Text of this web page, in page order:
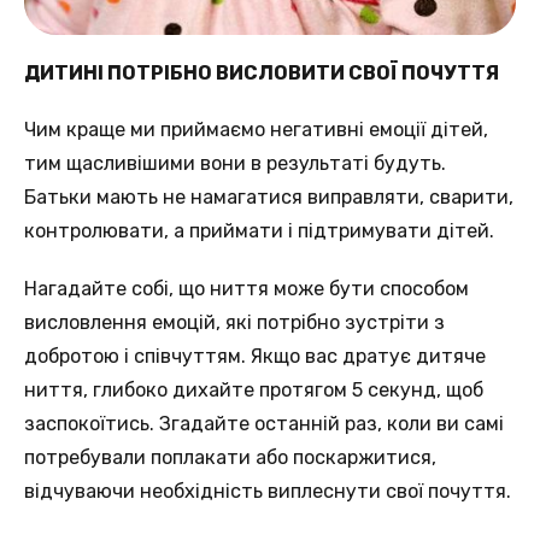
ДИТИНІ ПОТРІБНО ВИСЛОВИТИ СВОЇ ПОЧУТТЯ
Чим краще ми приймаємо негативні емоції дітей,
тим щасливішими вони в результаті будуть.
Батьки мають не намагатися виправляти, сварити,
контролювати, а приймати і підтримувати дітей.
Нагадайте собі, що ниття може бути способом
висловлення емоцій, які потрібно зустріти з
добротою і співчуттям. Якщо вас дратує дитяче
ниття, глибоко дихайте протягом 5 секунд, щоб
заспокоїтись. Згадайте останній раз, коли ви самі
потребували поплакати або поскаржитися,
відчуваючи необхідність виплеснути свої почуття.